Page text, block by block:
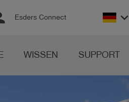
Esders Connect keyboard_arrow_down
WISSEN SUPPORT